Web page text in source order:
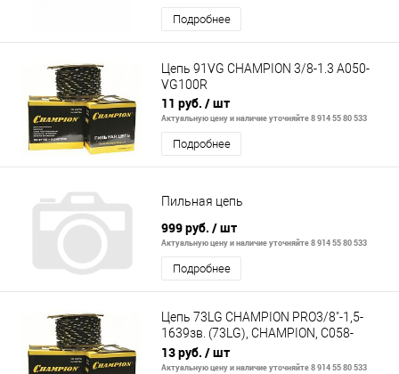
Подробнее
Цепь 91VG CHAMPION 3/8-1.3 A050-
VG100R
11 руб. / шт
Актуальную цену и наличие уточняйте 8 914 55 80 533
Подробнее
Пильная цепь
999 руб. / шт
Актуальную цену и наличие уточняйте 8 914 55 80 533
Подробнее
Цепь 73LG CHAMPION PRO3/8"-1,5-
1639зв. (73LG), CHAMPION, C058-
LG100R
13 руб. / шт
Актуальную цену и наличие уточняйте 8 914 55 80 533